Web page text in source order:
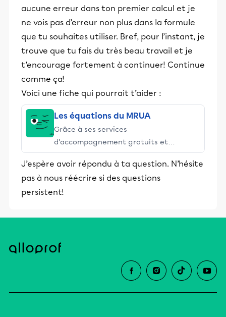
aucune erreur dans ton premier calcul et je
ne vois pas d’erreur non plus dans la formule
que tu souhaites utiliser. Bref, pour l’instant, je
trouve que tu fais du très beau travail et je
t’encourage fortement à continuer! Continue
comme ça!
Voici une fiche qui pourrait t’aider :
Les équations du MRUA
Grâce à ses services
d’accompagnement gratuits et
stimulants, Alloprof engage les élèves
et leurs parents dans la réussite
éducative.
J’espère avoir répondu à ta question. N’hésite
pas à nous réécrire si des questions
persistent!